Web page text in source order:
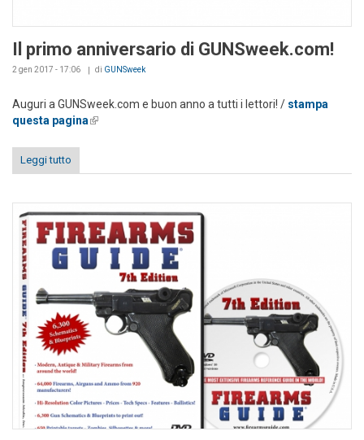
Il primo anniversario di GUNSweek.com!
2 gen 2017 - 17:06 di GUNSweek
Auguri a GUNSweek.com e buon anno a tutti i lettori! / stampa
questa pagina(link is external)
Leggi tutto